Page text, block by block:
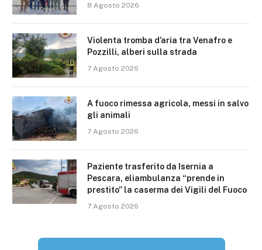
8 Agosto 2026
Violenta tromba d’aria tra Venafro e
Pozzilli, alberi sulla strada
7 Agosto 2026
A fuoco rimessa agricola, messi in salvo
gli animali
7 Agosto 2026
Paziente trasferito da Isernia a
Pescara, eliambulanza “prende in
prestito” la caserma dei Vigili del Fuoco
7 Agosto 2026